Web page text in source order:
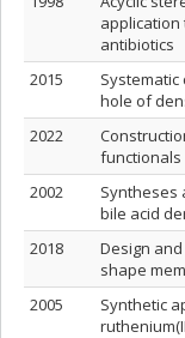
antibiotics
2015
hole of
2022
functionals
2002
Syntheses
bile acid
2018
Design
shape
2005
Synthetic